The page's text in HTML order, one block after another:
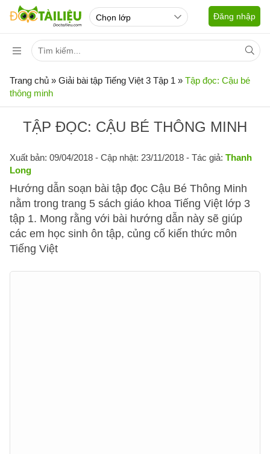
Đăng nhập
Trang chủ » Giải bài tập Tiếng Việt 3 Tập 1 » Tập đọc: Cậu bé
thông minh
TẬP ĐỌC: CẬU BÉ THÔNG MINH
Xuất bản: 09/04/2018 - Cập nhật: 23/11/2018 - Tác giả: Thanh
Long
Hướng dẫn soạn bài tập đọc Cậu Bé Thông Minh
nằm trong trang 5 sách giáo khoa Tiếng Việt lớp 3
tập 1. Mong rằng với bài hướng dẫn này sẽ giúp
các em học sinh ôn tập, củng cố kiến thức môn
Tiếng Việt